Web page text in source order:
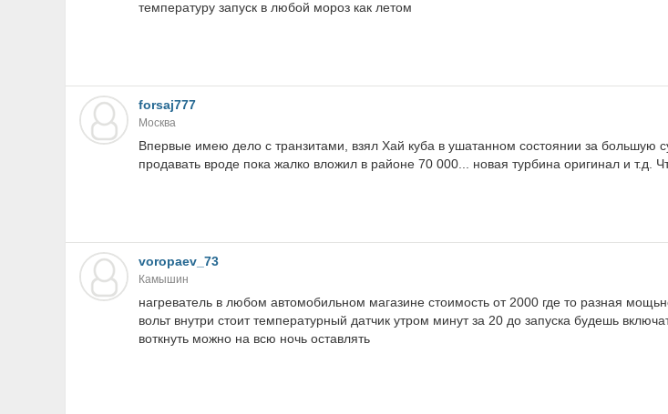
температуру запуск в любой мороз как летом
forsaj777
Москва
Впервые имею дело с транзитами, взял Хай куба в ушатанном состоянии за большую
продавать вроде пока жалко вложил в районе 70 000... новая турбина оригинал и т.д.
voropaev_73
Камышин
нагреватель в любом автомобильном магазине стоимость от 2000 где то разная
вольт внутри стоит температурный датчик утром минут за 20 до запуска будешь
воткнуть можно на всю ночь оставлять